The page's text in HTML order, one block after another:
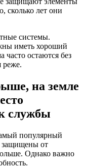
сколько лет они
системы.
иметь хороший
часто остаются без
реже.
на земле
службы
популярный
защищены от
Однако важно